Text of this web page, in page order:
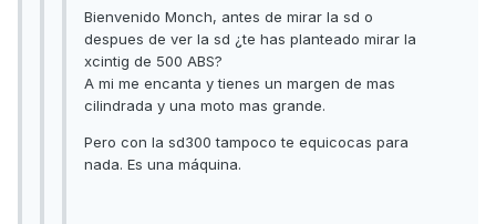
Bienvenido Monch, antes de mirar la sd o
despues de ver la sd ¿te has planteado mirar la
xcintig de 500 ABS?
A mi me encanta y tienes un margen de mas
cilindrada y una moto mas grande.
Pero con la sd300 tampoco te equicocas para
nada. Es una máquina.